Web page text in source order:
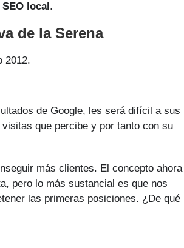
SEO local.
de la Serena
2012.
de Google, les será difícil a sus
que percibe y por tanto con su
más clientes. El concepto
pero lo más sustancial es que nos
las primeras posiciones. ¿De qué